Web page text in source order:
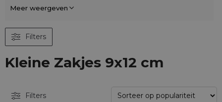
Meer weergeven
Filters
Kleine Zakjes 9x12 cm
Filters